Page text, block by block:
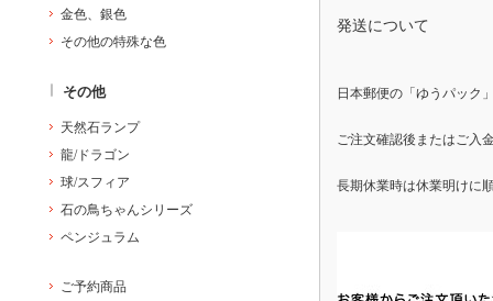
発送について
日本郵便の「ゆうパック
ご注文確認後またはご入
長期休業時は休業明けに
金色、銀色
その他の特殊な色
その他
天然石ランプ
龍/ドラゴン
球/スフィア
石の鳥ちゃんシリーズ
ペンジュラム
ご予約商品